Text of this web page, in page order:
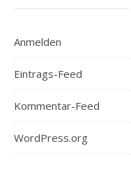
Anmelden
Eintrags-Feed
Kommentar-Feed
WordPress.org